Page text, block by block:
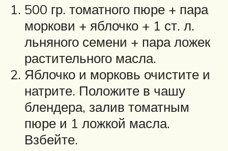
500 гр. томатного пюре + пара
моркови + яблочко + 1 ст. л.
льняного семени + пара ложек
растительного масла.
Яблочко и морковь очистите и
натрите. Положите в чашу
блендера, залив томатным
пюре и 1 ложкой масла.
Взбейте.